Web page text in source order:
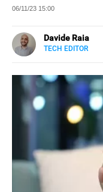
06/11/23 15:00
Davide Raia
TECH EDITOR
in tutte le sue
Napoli e la